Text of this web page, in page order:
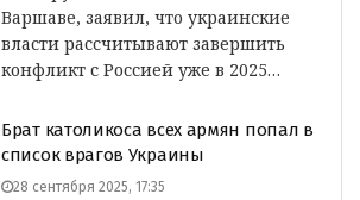
Варшаве, заявил, что украинские
власти рассчитывают завершить
конфликт с Россией уже в 2025…
Брат католикоса всех армян попал в
список врагов Украины
28 сентября 2025, 17:35